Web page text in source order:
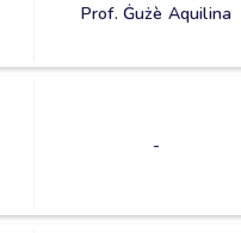
Prof. Ġużè Aquilina
-